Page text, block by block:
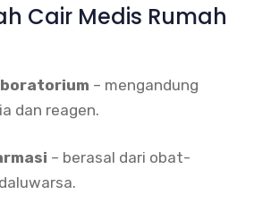
Cair Medis Rumah
– mengandung
dan reagen.
– berasal dari obat-